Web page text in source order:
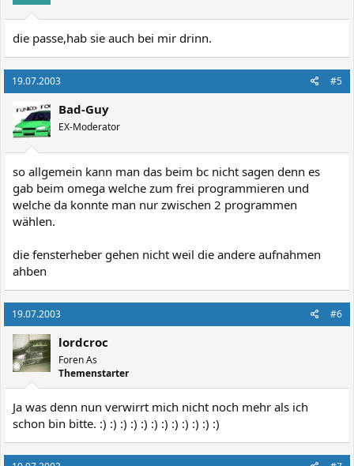
die passe,hab sie auch bei mir drinn.
19.07.2003 #5
Bad-Guy
EX-Moderator
so allgemein kann man das beim bc nicht sagen denn es
gab beim omega welche zum frei programmieren und
welche da konnte man nur zwischen 2 programmen
wählen.
die fensterheber gehen nicht weil die andere aufnahmen
ahben
19.07.2003 #6
lordcroc
Foren As
Themenstarter
Ja was denn nun verwirrt mich nicht noch mehr als ich
schon bin bitte. :) :) :) :) :) :) :) :) :) :) :) :)